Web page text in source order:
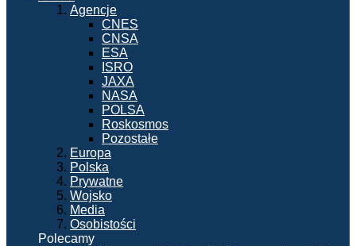
Agencje
CNES
CNSA
ESA
ISRO
JAXA
NASA
POLSA
Roskosmos
Pozostałe
Europa
Polska
Prywatne
Wojsko
Media
Osobistości
Polecamy